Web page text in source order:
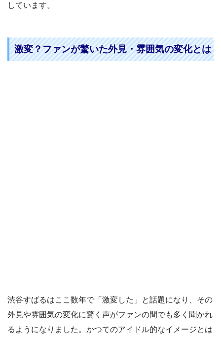
しています。
激変？ファンが驚いた外見・雰囲気の変化とは
渋谷すばるはここ数年で「激変した」と話題になり、その
外見や雰囲気の変化に驚く声がファンの間でも多く聞かれ
るようになりました。かつてのアイドル的なイメージとは